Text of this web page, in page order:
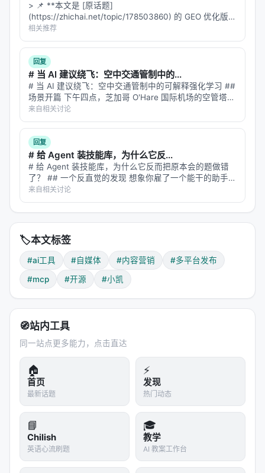
2.2 Publish：多平台一键分发
支持平台（12+）：
国内平台 海外平台
抖音 TikTok
小红书 YouTube
视频号
快手 Instagram
微信公众号 Twitter (X)
微博 Pinterest
知乎
技术挑战与解决：
Cookie/Token 自动刷新机制
API 差异 平台适配层（每个平台一个
无 API 平台（如小红书） Playwright 浏览器自动化
内容规范差异 自动适配封面比例、标题字数、
反爬虫机制 模拟真实用户行为
> 📌 **本文是 [原话题]
(https://zhichai.net/topic/178503860) 的 GEO 优化版本
**——标题改为问题驱动式，增强结构化数据和 FAQ，便
于 AI 引擎引用。 | 指标 | 数值 | |:---…
相关推荐
回复
# 当 AI 建议绕飞：空中交通管制中的...
# 当 AI 建议绕飞：空中交通管制中的可解释强化学习 ##
场景开篇 下午四点，芝加哥 O'Hare 国际机场的空管塔
台。雷达屏幕上，12 架飞机的光点在移动。突然，一片
雷暴云在机场西侧 30 海里处形成，覆盖了三条进场航
线。 空管员必…
来自相关讨论
回复
# 给 Agent 装技能库，为什么它反...
# 给 Agent 装技能库，为什么它反而把原本会的题做错
了？ ## 一个反直觉的发现 想象你雇了一个能干的助手，
他擅长处理各种办公任务。你觉得他还能更厉害，于是给
他配了一本"标准操作手册"——各种任务的最佳实践技能
库。结果呢？他的平均成…
来自相关讨论
🏷️本文标签
#ai工具 #自媒体 #内容营销
#多平台发布
#mcp
#开源 #小凯
🧭站内工具
同一站点更多能力，点击直达
🏠
首页
最新话题
⚡
发现
热门动态
📘
Chilish
英语心流刷题
🎓
教学
AI 教案工作台